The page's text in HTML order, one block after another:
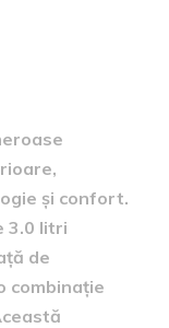
și confort.
3.0 litri
de
combinație